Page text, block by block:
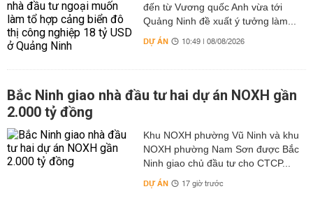
đến từ Vương quốc Anh vừa tới
Quảng Ninh đề xuất ý tưởng làm...
DỰ ÁN 10:49 | 08/08/2026
Bắc Ninh giao nhà đầu tư hai dự án NOXH gần
2.000 tỷ đồng
Khu NOXH phường Vũ Ninh và khu
NOXH phường Nam Sơn được Bắc
Ninh giao chủ đầu tư cho CTCP...
DỰ ÁN 17 giờ trước